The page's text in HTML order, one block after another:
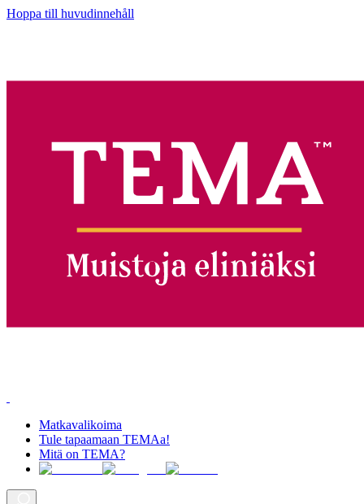
Hoppa till huvudinnehåll
Matkavalikoima
Tule tapaamaan TEMAa!
Mitä on TEMA?